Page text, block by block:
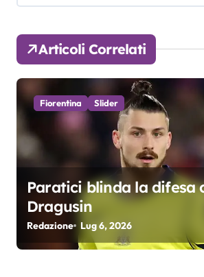
i
o
n
e
a
t
Articoli Correlati
Fiorentina Slider
Paratici blinda la difesa
Dragusin
Redazione Lug 6, 2026